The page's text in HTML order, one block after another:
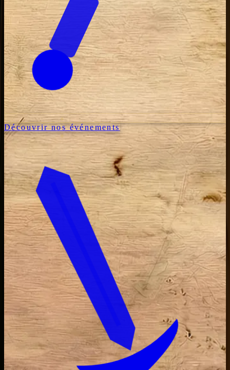
Découvrir nos événements